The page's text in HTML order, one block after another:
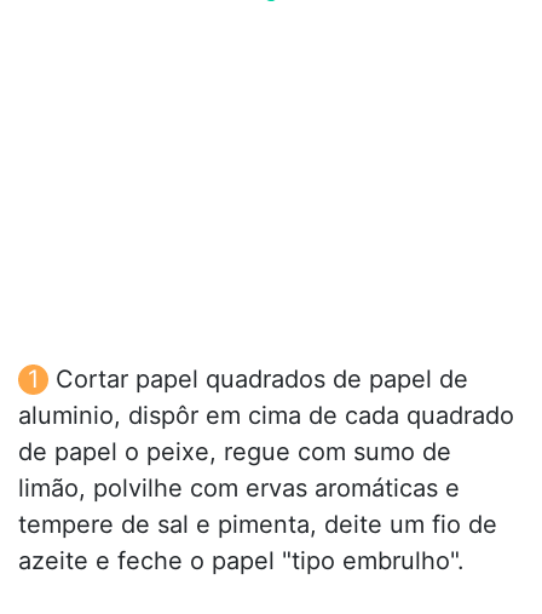
Cortar papel quadrados de papel de
aluminio, dispôr em cima de cada quadrado
de papel o peixe, regue com sumo de
limão, polvilhe com ervas aromáticas e
tempere de sal e pimenta, deite um fio de
azeite e feche o papel "tipo embrulho".